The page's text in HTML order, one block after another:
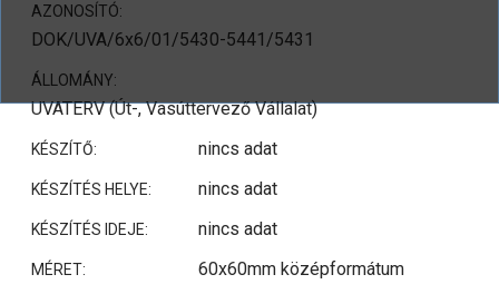
AZONOSÍTÓ:
DOK/UVA/6x6/01/5430-5441/5431
ÁLLOMÁNY:
UVATERV (Út-, Vasúttervező Vállalat)
KÉSZÍTŐ: nincs adat
KÉSZÍTÉS HELYE: nincs adat
KÉSZÍTÉS IDEJE: nincs adat
MÉRET: 60x60mm középformátum